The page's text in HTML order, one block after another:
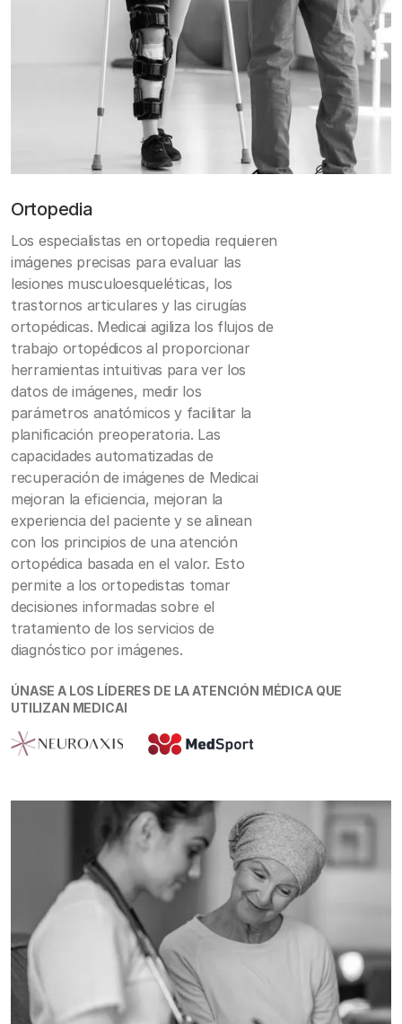
Ortopedia
Los especialistas en ortopedia requieren
imágenes precisas para evaluar las
lesiones musculoesqueléticas, los
trastornos articulares y las cirugías
ortopédicas. Medicai agiliza los flujos de
trabajo ortopédicos al proporcionar
herramientas intuitivas para ver los
datos de imágenes, medir los
parámetros anatómicos y facilitar la
planificación preoperatoria. Las
capacidades automatizadas de
recuperación de imágenes de Medicai
mejoran la eficiencia, mejoran la
experiencia del paciente y se alinean
con los principios de una atención
ortopédica basada en el valor. Esto
permite a los ortopedistas tomar
decisiones informadas sobre el
tratamiento de los servicios de
diagnóstico por imágenes.
ÚNASE A LOS LÍDERES DE LA ATENCIÓN MÉDICA QUE
UTILIZAN MEDICAI